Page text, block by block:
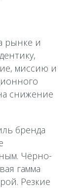
рынке и
миссию и
снижение
бренда
Чёрно-
гамма
Резкие